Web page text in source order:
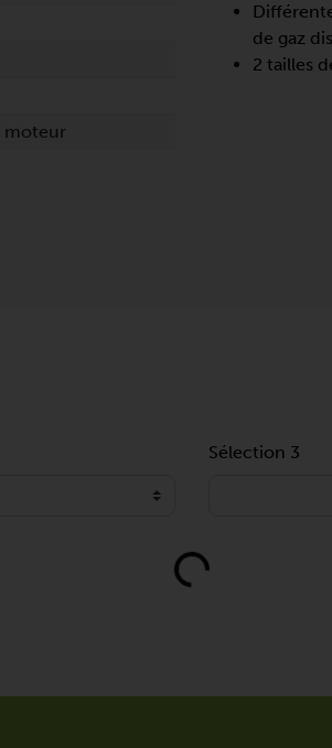
moteur
de gaz
2 tailles
Sélection 3
Loading...